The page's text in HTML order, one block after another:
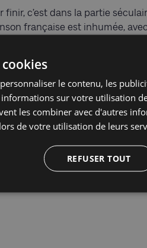
finir, c’est dans la partie
française est inhumée,
guide Ben David vous
ou par
le contenu, les
sur votre utilisation
les combiner avec d'autres
de votre utilisation de leurs
REFUSER TOUT